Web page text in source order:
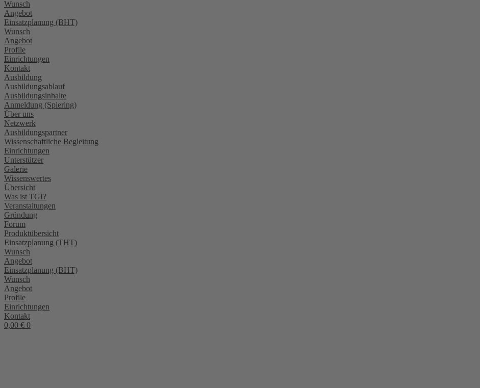
Wunsch
Angebot
Einsatzplanung (BHT)
Wunsch
Angebot
Profile
Einrichtungen
Kontakt
Ausbildung
Ausbildungsablauf
Ausbildungsinhalte
Anmeldung (Spiering)
Über uns
Netzwerk
Ausbildungspartner
Wissenschaftliche Begleitung
Einrichtungen
Unterstützer
Galerie
Wissenswertes
Übersicht
Was ist TGI?
Veranstaltungen
Gründung
Forum
Produktübersicht
Einsatzplanung (THT)
Wunsch
Angebot
Einsatzplanung (BHT)
Wunsch
Angebot
Profile
Einrichtungen
Kontakt
0,00 € 0